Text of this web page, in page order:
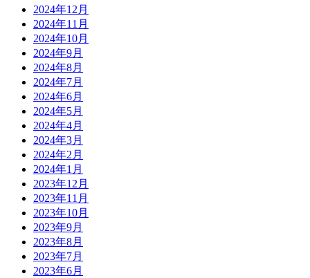
2024年12月
2024年11月
2024年10月
2024年9月
2024年8月
2024年7月
2024年6月
2024年5月
2024年4月
2024年3月
2024年2月
2024年1月
2023年12月
2023年11月
2023年10月
2023年9月
2023年8月
2023年7月
2023年6月